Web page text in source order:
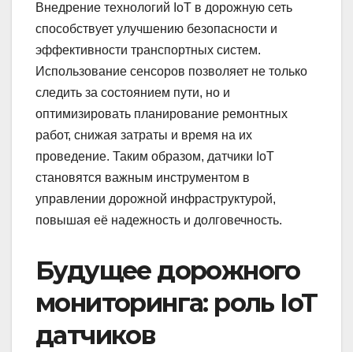
Внедрение технологий IoT в дорожную сеть
способствует улучшению безопасности и
эффективности транспортных систем.
Использование сенсоров позволяет не только
следить за состоянием пути, но и
оптимизировать планирование ремонтных
работ, снижая затраты и время на их
проведение. Таким образом, датчики IoT
становятся важным инструментом в
управлении дорожной инфраструктурой,
повышая её надежность и долговечность.
Будущее дорожного
мониторинга: роль IoT
датчиков